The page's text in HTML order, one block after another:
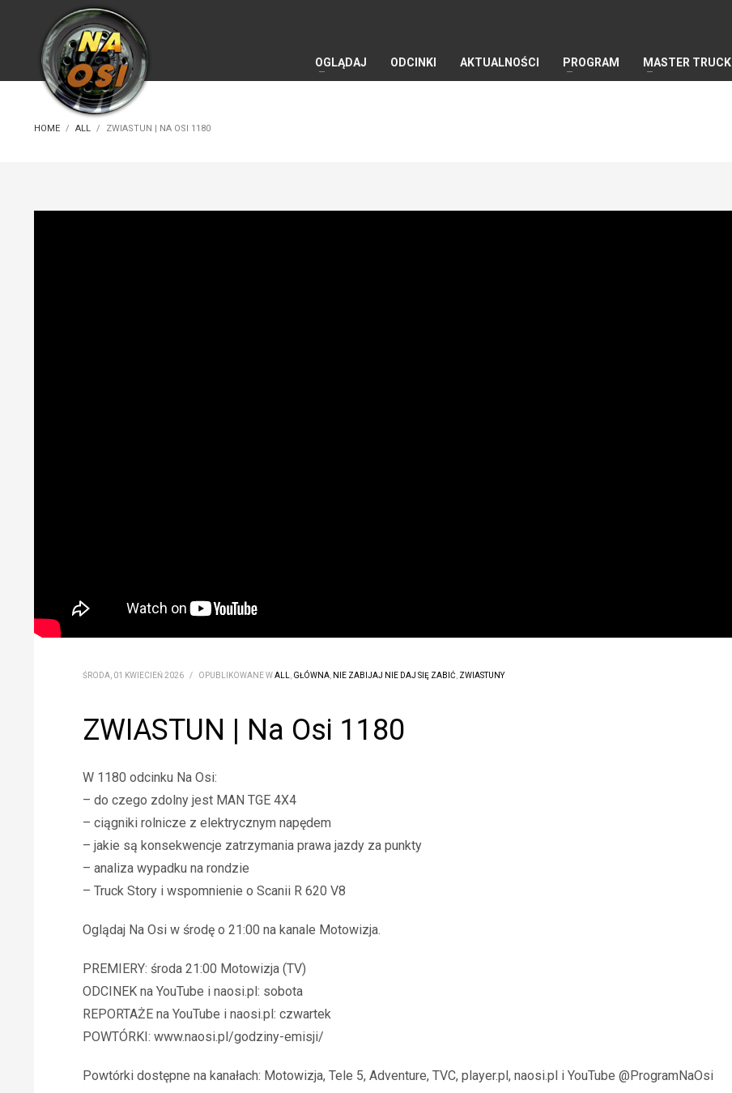
OGLĄDAJ ODCINKI AKTUALNOŚCI PROGRAM MASTER TRUCK
HOME ALL ZWIASTUN | NA OSI 1180
ŚRODA, 01 KWIECIEŃ 2026 / OPUBLIKOWANE WALL GŁÓWNA NIE ZABIJAJ NIE DAJ SIĘ ZABIĆ ZWIASTUNY
ZWIASTUN | Na Osi 1180
W 1180 odcinku Na Osi:
– do czego zdolny jest MAN TGE 4X4
– ciągniki rolnicze z elektrycznym napędem
– jakie są konsekwencje zatrzymania prawa jazdy za punkty
– analiza wypadku na rondzie
– Truck Story i wspomnienie o Scanii R 620 V8
Oglądaj Na Osi w środę o 21:00 na kanale Motowizja.
PREMIERY: środa 21:00 Motowizja (TV)
ODCINEK na YouTube i naosi.pl: sobota
REPORTAŻE na YouTube i naosi.pl: czwartek
POWTÓRKI: www.naosi.pl/godziny-emisji/
Powtórki dostępne na kanałach: Motowizja, Tele 5, Adventure, TVC, player.pl, naosi.pl i YouTube @ProgramNaOsi